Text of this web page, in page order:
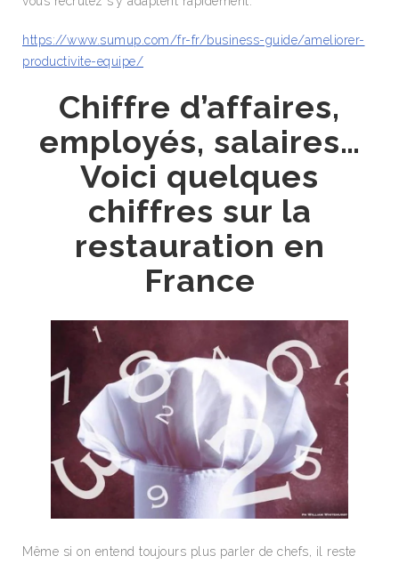
https://www.sumup.com/fr-fr/business-guide/ameliorer-
productivite-equipe/
Chiffre d’affaires,
employés, salaires…
Voici quelques
chiffres sur la
restauration en
France
Même si on entend toujours plus parler de chefs, il reste